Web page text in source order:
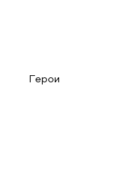
Герои